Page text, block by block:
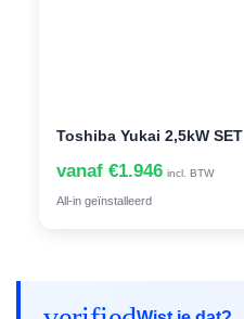
Toshiba Yukai 2,5kW SET
vanaf €1.946 incl. BTW
All-in geïnstalleerd